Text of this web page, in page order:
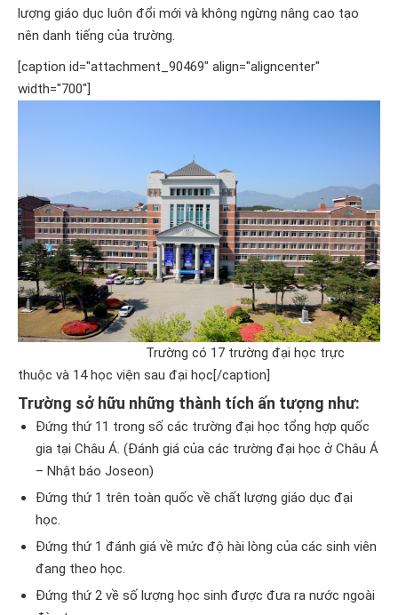
lượng giáo dục luôn đổi mới và không ngừng nâng cao tạo
nên danh tiếng của trường.
[caption id="attachment_90469" align="aligncenter"
width="700"]
Trường có 17 trường đại học trực
thuộc và 14 học viện sau đại học[/caption]
Trường sở hữu những thành tích ấn tượng như:
Đứng thứ 11 trong số các trường đại học tổng hợp quốc
gia tại Châu Á. (Đánh giá của các trường đại học ở Châu Á
– Nhật báo Joseon)
Đứng thứ 1 trên toàn quốc về chất lượng giáo dục đại
học.
Đứng thứ 1 đánh giá về mức độ hài lòng của các sinh viên
đang theo học.
Đứng thứ 2 về số lượng học sinh được đưa ra nước ngoài